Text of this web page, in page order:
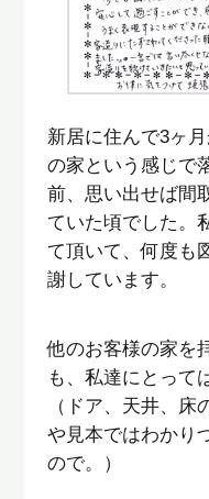
新居に住んで3ヶ
の家という感じで
前、思い出せば間
ていた頃でした。
て頂いて、何度も
謝しています。
他のお客様の家を
も、私達にとって
（ドア、天井、
や見本ではわかり
ので。）